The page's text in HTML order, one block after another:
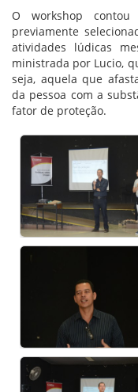
O workshop
previamente
atividades lúdicas
ministrada por Lucio,
seja, aquela que
da pessoa com a
fator de proteção.